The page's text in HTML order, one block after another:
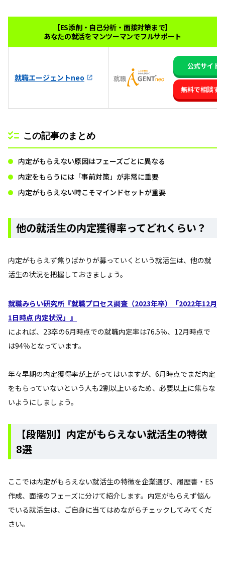
【ES添削・自己分析・面接対策まで】
あなたの就活をマンツーマンでフルサポート
就職エージェントneo
公式サイト
無料で相談す
この記事のまとめ
内定がもらえない原因はフェーズごとに異なる
内定をもらうには「事前対策」が非常に重要
内定がもらえない時こそマインドセットが重要
他の就活生の内定獲得率ってどれくらい？
内定がもらえず焦りばかりが募っていくという就活生は、他の就
活生の状況を把握しておきましょう。
就職みらい研究所『就職プロセス調査（2023年卒）「2022年12月
1日時点 内定状況」』
によれば、23卒の6月時点での就職内定率は76.5％、12月時点で
は94％となっています。
年々早期の内定獲得率が上がってはいますが、6月時点でまだ内定
をもらっていないという人も2割以上いるため、必要以上に焦らな
いようにしましょう。
【段階別】内定がもらえない就活生の特徴
8選
ここでは内定がもらえない就活生の特徴を企業選び、履歴書・ES
作成、面接のフェーズに分けて紹介します。内定がもらえず悩ん
でいる就活生は、ご自身に当てはめながらチェックしてみてくだ
さい。